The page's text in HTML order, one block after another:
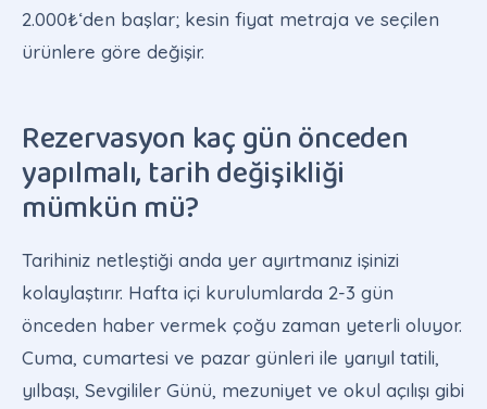
2.000₺‘den başlar; kesin fiyat metraja ve seçilen
ürünlere göre değişir.
Rezervasyon kaç gün önceden
yapılmalı, tarih değişikliği
mümkün mü?
Tarihiniz netleştiği anda yer ayırtmanız işinizi
kolaylaştırır. Hafta içi kurulumlarda 2-3 gün
önceden haber vermek çoğu zaman yeterli oluyor.
Cuma, cumartesi ve pazar günleri ile yarıyıl tatili,
yılbaşı, Sevgililer Günü, mezuniyet ve okul açılışı gibi